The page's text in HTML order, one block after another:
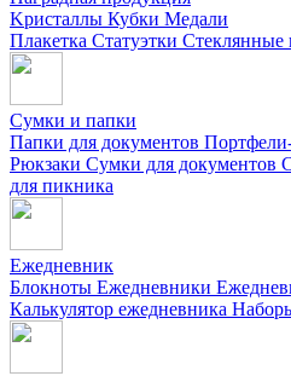
Kристаллы Кубки Медали
Плакетка Статуэтки Стеклянные
Сумки и папки
Папки для документов
Рюкзаки Сумки для документов
для пикника
Ежедневник
Блокноты Ежедневники
Калькулятор ежедневника